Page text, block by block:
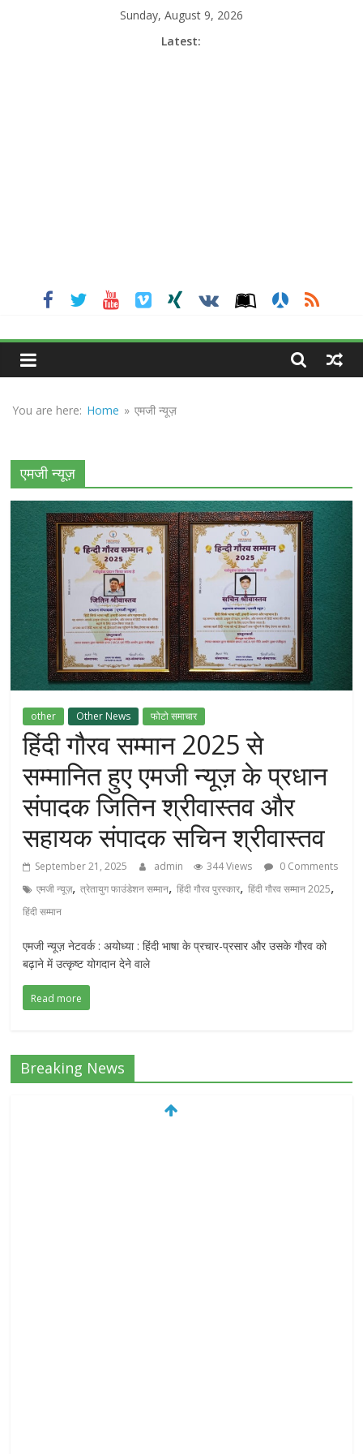
Sunday, August 9, 2026
Latest:
MGNEWSINDIA
Sach
You are here: Home » एमजी न्यूज़
एमजी न्यूज़
other Other News फोटो समाचार
हिंदी गौरव सम्मान 2025 से
सम्मानित हुए एमजी न्यूज़ के प्रधान
संपादक जितिन श्रीवास्तव और
सहायक संपादक सचिन श्रीवास्तव
September 21, 2025 admin 344 Views
0 Comments
एमजी न्यूज़,त्रेतायुग फाउंडेशन सम्मान,हिंदी गौरव पुरस्कार,हिंदी गौरव सम्मान 2025,
हिंदी सम्मान
एमजी न्यूज़ नेटवर्क : अयोध्या : हिंदी भाषा के प्रचार-प्रसार और उसके गौरव को
बढ़ाने में उत्कृष्ट योगदान देने वाले
Read more
Breaking News